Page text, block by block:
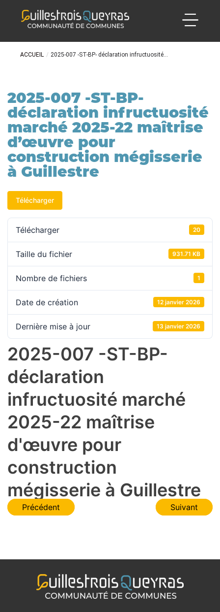
ACCUEIL / 2025-007 -ST-BP- déclaration infructuosité...
2025-007 -ST-BP-
déclaration infructuosité
marché 2025-22 maîtrise
d’œuvre pour
construction mégisserie
à Guillestre
Télécharger
Télécharger 20
Taille du fichier 931.71 KB
Nombre de fichiers 1
Date de création 12 janvier 2026
Dernière mise à jour 13 janvier 2026
2025-007 -ST-BP-
déclaration
infructuosité marché
2025-22 maîtrise
d'œuvre pour
construction
mégisserie à Guillestre
Navigation
Précédent Suivant